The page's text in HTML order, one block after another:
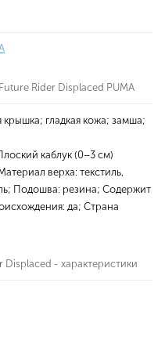
Rider Displaced PUMA
гладкая кожа; замша;
каблук (0–3 см)
верха: текстиль,
Подошва: резина; Содержит
да; Страна
- характеристики